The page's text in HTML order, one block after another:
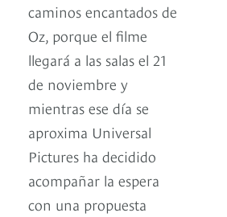
caminos encantados de
Oz, porque el filme
llegará a las salas el 21
de noviembre y
mientras ese día se
aproxima Universal
Pictures ha decidido
acompañar la espera
con una propuesta